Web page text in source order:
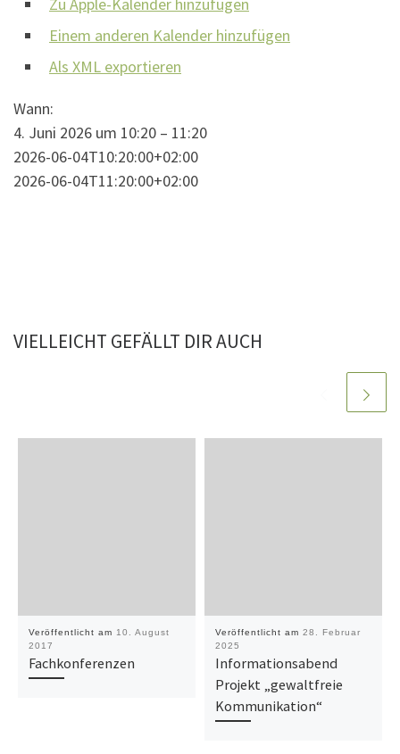
Einem anderen Kalender hinzufügen
Als XML exportieren
Wann:
4. Juni 2026 um 10:20 – 11:20
2026-06-04T10:20:00+02:00
2026-06-04T11:20:00+02:00
VIELLEICHT GEFÄLLT DIR AUCH
Veröffentlicht am 10. August
2017
Fachkonferenzen
Veröffentlicht am 28. Februar
2025
Informationsabend
Projekt „gewaltfreie
Kommunikation“